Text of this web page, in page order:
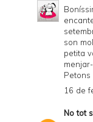
son
petita
Petons
16 de
No tot